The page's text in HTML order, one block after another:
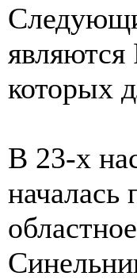
которых
В 23-х
началась